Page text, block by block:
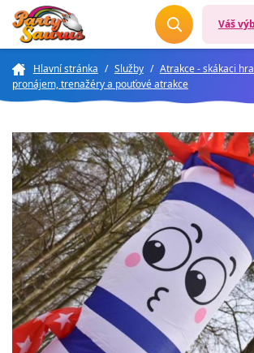
Váš
Hlavní stránka / Služby / Atrakce - skákaci
pronájem, trenažéry a pouťové atrakce